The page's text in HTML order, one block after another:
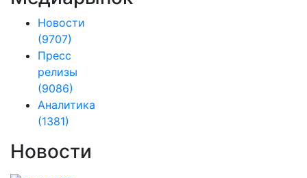
Новости
(9707)
Пресс
релизы
(9086)
Аналитика
(1381)
Новости